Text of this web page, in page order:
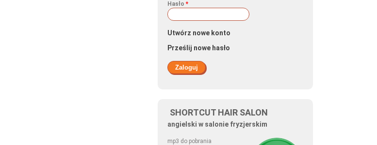
Hasło *
Utwórz nowe konto
Prześlij nowe hasło
SHORTCUT HAIR SALON
angielski w salonie fryzjerskim
mp3 do pobrania